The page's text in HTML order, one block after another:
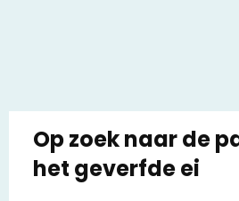
Op zoek naar de
het geverfde ei